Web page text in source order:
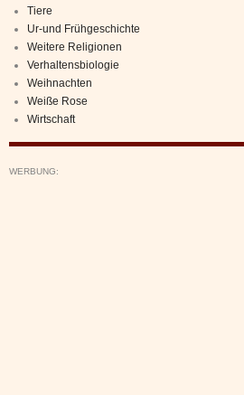
Tiere
Ur-und Frühgeschichte
Weitere Religionen
Verhaltensbiologie
Weihnachten
Weiße Rose
Wirtschaft
WERBUNG: